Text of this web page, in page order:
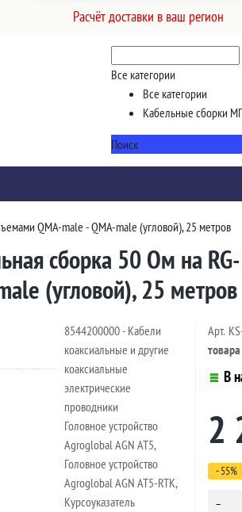
Расчёт доставки в ваш регион
Все категории
Все категории
Кабельные сборки
Поиск
QMA-male - QMA-male (угловой), 25 метров
сборка 50 Ом на
(угловой), 25 метров
8544200000 - Кабели
коаксиальные и другие
коаксиальные
электрические
проводники
Головное устройство
Agroglobal AGN AT5,
Головное устройство
Agroglobal AGN AT5-RTK,
Курсоуказатель
Арт.
товара
В
2
- 55%